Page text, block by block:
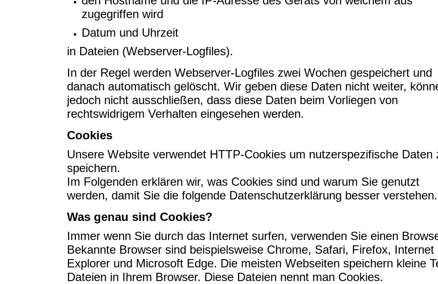
zugegriffen wird
Datum und Uhrzeit
in Dateien (Webserver-Logfiles).
In der Regel werden Webserver-Logfiles zwei Wochen gespeichert und
danach automatisch gelöscht. Wir geben diese Daten nicht weiter,
jedoch nicht ausschließen, dass diese Daten beim Vorliegen von
rechtswidrigem Verhalten eingesehen werden.
Cookies
Unsere Website verwendet HTTP-Cookies um nutzerspezifische Daten
speichern.
Im Folgenden erklären wir, was Cookies sind und warum Sie genutzt
werden, damit Sie die folgende Datenschutzerklärung besser verstehen.
Was genau sind Cookies?
Immer wenn Sie durch das Internet surfen, verwenden Sie einen
Bekannte Browser sind beispielsweise Chrome, Safari, Firefox, Internet
Explorer und Microsoft Edge. Die meisten Webseiten speichern kleine
Dateien in Ihrem Browser. Diese Dateien nennt man Cookies.